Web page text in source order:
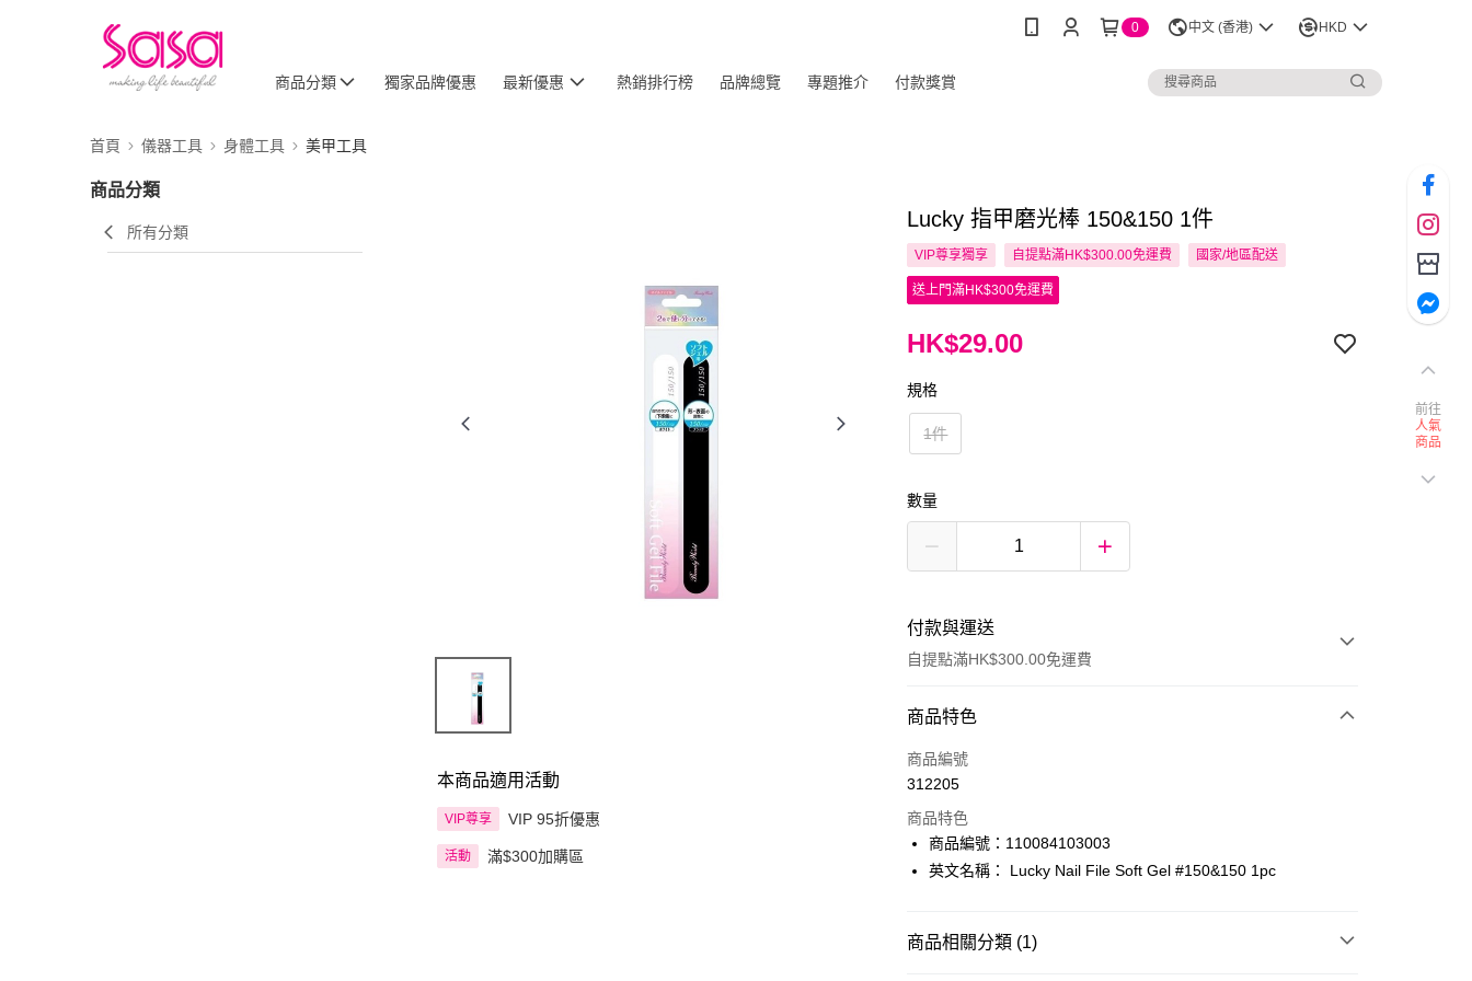
0 中文 (香港) HKD
商品分類 獨家品牌優惠 最新優惠 熱銷排行榜 品牌總覽 專題推介 付款獎賞
首頁 儀器工具 身體工具 美甲工具
商品分類
所有分類
本商品適用活動
VIP尊享 VIP 95折優惠
活動 滿$300加購區
Lucky 指甲磨光棒 150&150 1件
VIP尊享獨享 自提點滿HK$300.00免運費 國家/地區配送
送上門滿HK$300免運費
HK$29.00
規格
1件
數量
付款與運送
自提點滿HK$300.00免運費
付款方式
信用卡
AlipayHK
PayMe
商品特色
商品編號
312205
商品特色
商品編號：110084103003
英文名稱： Lucky Nail File Soft Gel #150&150 1pc
商品相關分類 (1)
前往
人氣
商品